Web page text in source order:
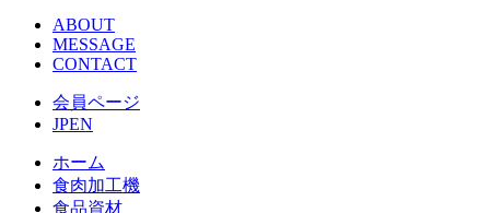
ABOUT
MESSAGE
CONTACT
会員ページ
JPEN
ホーム
食肉加工機
食品資材